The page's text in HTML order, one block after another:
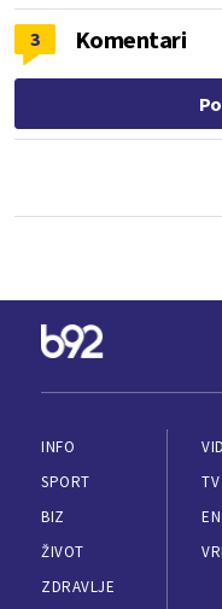
3 Komentari
INFO
SPORT
BIZ
ŽIVOT
ZDRAVLJE
TV